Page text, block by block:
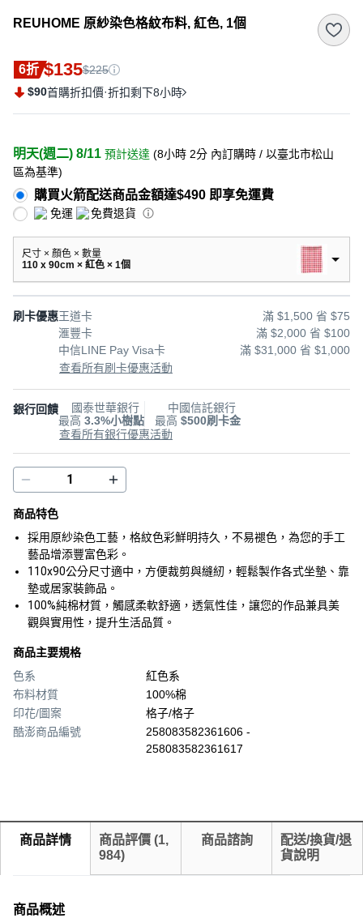
REUHOME 原紗染色格紋布料, 紅色, 1個
6折 $135$225
$90首購折扣價·折扣剩下8小時
明天(週二) 8/11 預計送達 (8小時 2分 內訂購時 / 以臺北市松山
區為基準)
購買火箭配送商品金額達$490 即享免運費
免運 免費退貨
尺寸 × 顏色 × 數量
110 x 90cm × 紅色 × 1個
刷卡優惠王道卡
滿 $1,500 省 $75
滙豐卡
滿 $2,000 省 $100
中信LINE Pay Visa卡
滿 $31,000 省 $1,000
查看所有刷卡優惠活動
銀行回饋
國泰世華銀行
最高 3.3%小樹點
中國信託銀行
最高 $500刷卡金
查看所有銀行優惠活動
商品特色
採用原紗染色工藝，格紋色彩鮮明持久，不易褪色，為您的手工
藝品增添豐富色彩。
110x90公分尺寸適中，方便裁剪與縫紉，輕鬆製作各式坐墊、靠
墊或居家裝飾品。
100%純棉材質，觸感柔軟舒適，透氣性佳，讓您的作品兼具美
觀與實用性，提升生活品質。
商品主要規格
色系
紅色系
布料材質
100%棉
印花/圖案
格子/格子
酷澎商品編號
258083582361606 -
258083582361617
商品詳情 商品評價 (1,
984)
商品諮詢
配送/換貨/退
貨說明
商品概述